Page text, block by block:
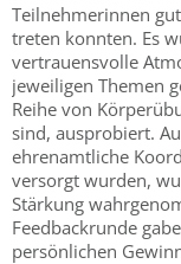
Teilnehmerinnen
treten konnten. Es
vertrauensvolle
jeweiligen Themen
Reihe von
sind, ausprobiert.
ehrenamtliche
versorgt wurden,
Stärkung
Feedbackrunde
persönlichen